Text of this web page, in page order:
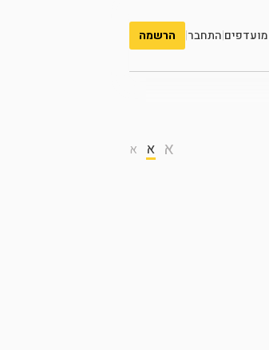
מועדפים|התחבר| הרשמה
א א א